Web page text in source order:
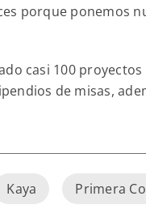
porque ponemos
casi 100
de misas,
Kaya Primera